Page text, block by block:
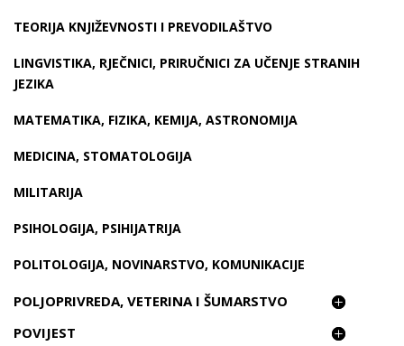
TEORIJA KNJIŽEVNOSTI I PREVODILAŠTVO
LINGVISTIKA, RJEČNICI, PRIRUČNICI ZA UČENJE STRANIH
JEZIKA
MATEMATIKA, FIZIKA, KEMIJA, ASTRONOMIJA
MEDICINA, STOMATOLOGIJA
MILITARIJA
PSIHOLOGIJA, PSIHIJATRIJA
POLITOLOGIJA, NOVINARSTVO, KOMUNIKACIJE
POLJOPRIVREDA, VETERINA I ŠUMARSTVO
POVIJEST